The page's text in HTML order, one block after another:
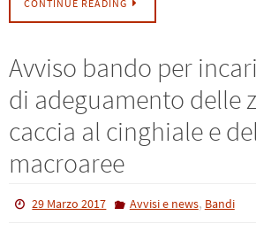
CONTINUE READING
Avviso bando per
di adeguamento delle
caccia al cinghiale e
macroaree
29 Marzo 2017 Avvisi e news, Bandi